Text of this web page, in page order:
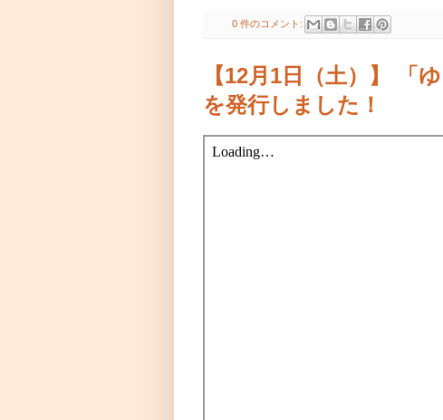
0 件のコメント:
【12月1日（土）】 「
を発行しました！